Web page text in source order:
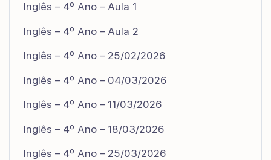
Inglês – 4º Ano – Aula 1
Inglês – 4º Ano – Aula 2
Inglês – 4º Ano – 25/02/2026
Inglês – 4º Ano – 04/03/2026
Inglês – 4º Ano – 11/03/2026
Inglês – 4º Ano – 18/03/2026
Inglês – 4º Ano – 25/03/2026